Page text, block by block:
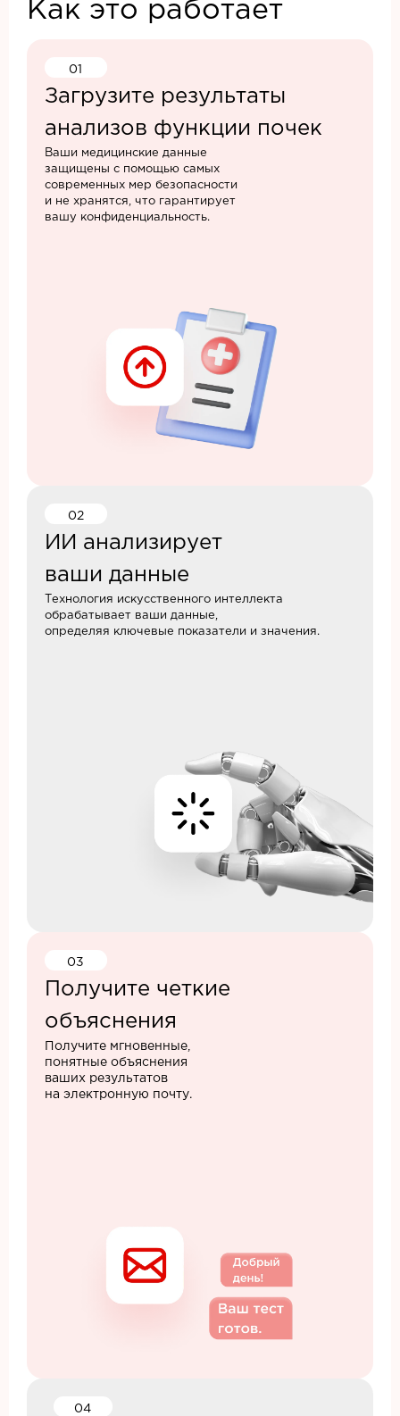
Как это работает
01
Загрузите результаты
анализов функции почек
Ваши медицинские данные
защищены с помощью самых
современных мер безопасности
и не хранятся, что гарантирует
вашу конфиденциальность.
02
ИИ анализирует
ваши данные
Технология искусственного интеллекта
обрабатывает ваши данные,
определяя ключевые показатели и значения.
03
Получите четкие
объяснения
Получите мгновенные,
понятные объяснения
ваших результатов
на электронную почту.
04